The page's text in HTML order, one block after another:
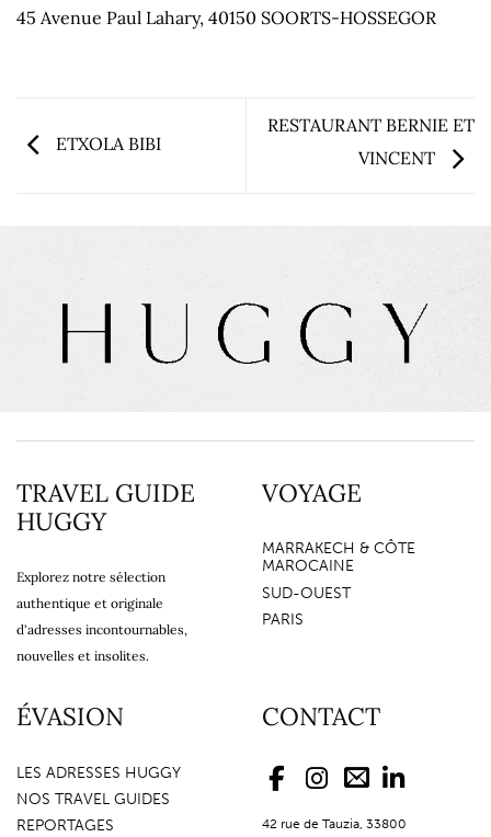
45 Avenue Paul Lahary, 40150 SOORTS-HOSSEGOR
ETXOLA BIBI
RESTAURANT BERNIE ET
VINCENT
TRAVEL GUIDE
HUGGY
Explorez notre sélection
authentique et originale
d'adresses incontournables,
nouvelles et insolites.
VOYAGE
MARRAKECH & CÔTE
MAROCAINE
SUD-OUEST
PARIS
ÉVASION
LES ADRESSES HUGGY
NOS TRAVEL GUIDES
REPORTAGES
CONTACT
42 rue de Tauzia, 33800